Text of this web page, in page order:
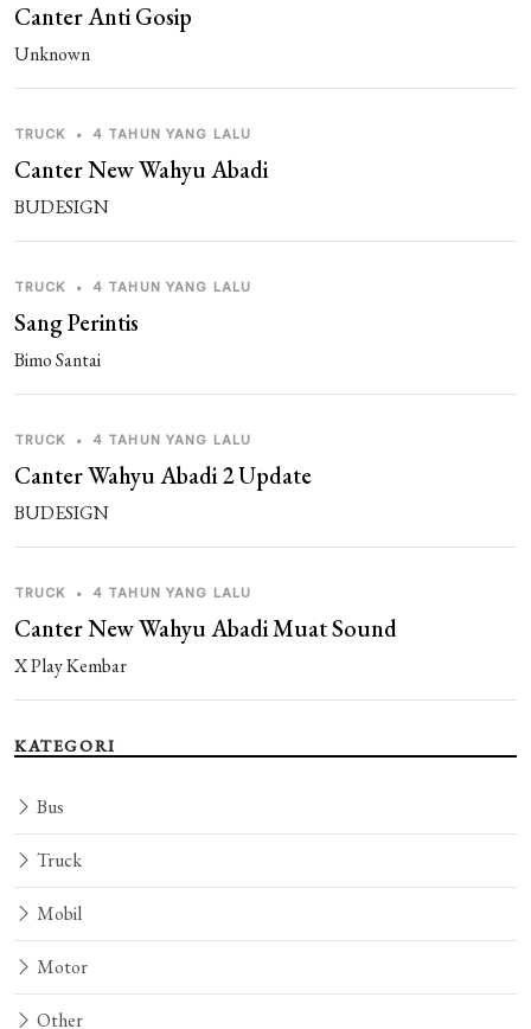
guest_346001 1 bulan yang lalu
birsyad
guest_346001 1 bulan yang lalu
irsyad
Guest_KYNXL
siddesh S
guest_945595 2 bulan yang lalu
ggg
guest_542441 2 bulan yang lalu
ជីវិតឯករាជ្យ
[ganti. nama[
sagar
guest_1005543 3 bulan yang lalu
Canter Anti Gosip
Unknown
TRUCK • 4 TAHUN YANG LALU
Canter New Wahyu Abadi
BUDESIGN
TRUCK • 4 TAHUN YANG LALU
Sang Perintis
Bimo Santai
TRUCK • 4 TAHUN YANG LALU
Canter Wahyu Abadi 2 Update
BUDESIGN
TRUCK • 4 TAHUN YANG LALU
Canter New Wahyu Abadi Muat Sound
X Play Kembar
KATEGORI
Bus
Truck
Mobil
Motor
Other